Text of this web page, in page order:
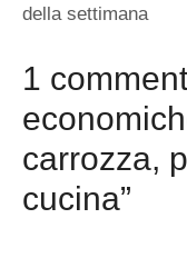
della settimana
1
carrozza,
cucina”